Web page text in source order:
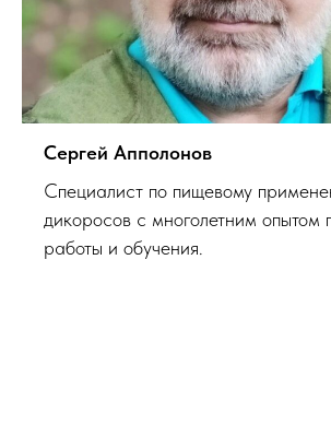
Сергей Апполонов
Специалист по пищевому
дикоросов с многолетним опытом
работы и обучения.